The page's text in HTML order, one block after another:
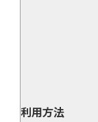
利用方法